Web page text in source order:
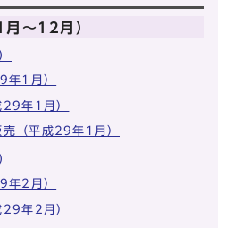
～12月）
年1月）
29年1月）
（平成29年1月）
年2月）
29年2月）